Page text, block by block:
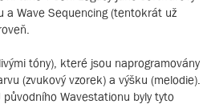
Wave Sequencing (tentokrát už
tóny), které jsou naprogramovány
(zvukový vzorek) a výšku (melodie).
Wavestationu byly tyto